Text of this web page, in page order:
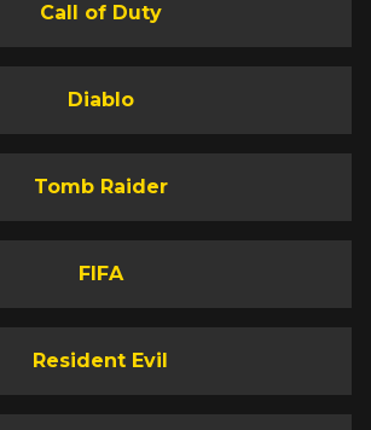
Call of Duty
Diablo
Tomb Raider
FIFA
Resident Evil